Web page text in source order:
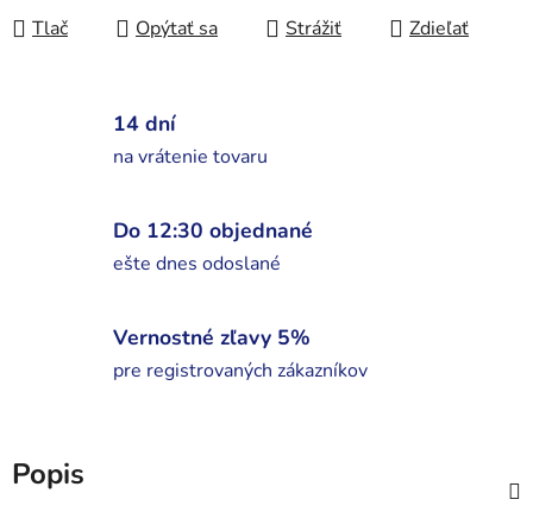
Tlač Opýtať sa Strážiť Zdieľať
14 dní
na vrátenie tovaru
Do 12:30 objednané
ešte dnes odoslané
Vernostné zľavy 5%
pre registrovaných zákazníkov
Popis